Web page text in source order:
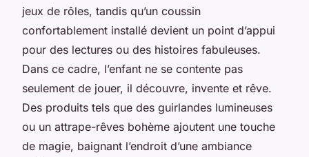
jeux de rôles, tandis qu’un coussin
confortablement installé devient un point d’appui
pour des lectures ou des histoires fabuleuses.
Dans ce cadre, l’enfant ne se contente pas
seulement de jouer, il découvre, invente et rêve.
Des produits tels que des guirlandes lumineuses
ou un attrape-rêves bohème ajoutent une touche
de magie, baignant l’endroit d’une ambiance